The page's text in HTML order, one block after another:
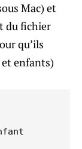
Mac) et
du fichier
qu’ils
enfants)